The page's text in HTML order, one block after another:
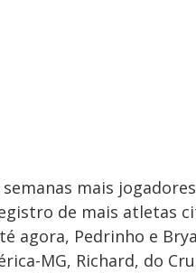
mais
de mais atletas
agora, Pedrinho e
MG, Richard, do